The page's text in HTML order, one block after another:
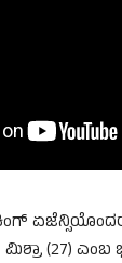
ಮಿಶ್ರಾ (27)